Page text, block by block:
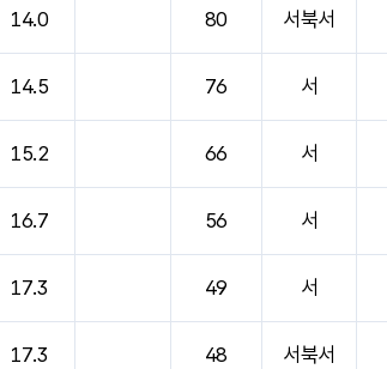
14.0 80 서북서
14.5 76 서
15.2 66 서
16.7 56 서
17.3 49 서
17.3 48 서북서